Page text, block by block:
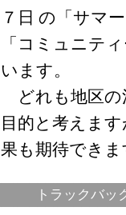
７日 の「サマ
「コミュニテ
います。
どれも地区の
目的と考えま
果も期待できま
トラックバッ